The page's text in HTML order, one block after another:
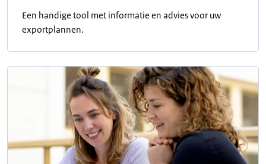
Een handige tool met informatie en advies voor uw
exportplannen.